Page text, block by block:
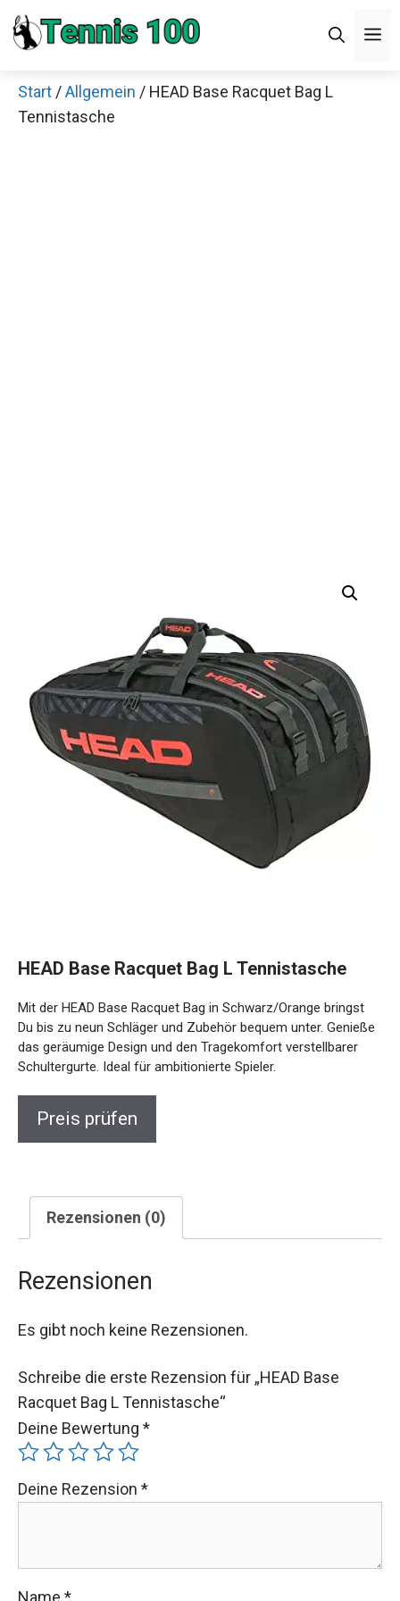
Zum
Inhalt
Start /Allgemein / HEAD Base Racquet Bag L
Tennistasche
HEAD Base Racquet Bag L Tennistasche
Mit der HEAD Base Racquet Bag in Schwarz/Orange bringst
Du bis zu neun Schläger und Zubehör bequem unter. Genieße
das geräumige Design und den Tragekomfort verstellbarer
Schultergurte. Ideal für ambitionierte Spieler.
Preis prüfen
Rezensionen (0)
Rezensionen
Es gibt noch keine Rezensionen.
Schreibe die erste Rezension für „HEAD Base
Racquet Bag L Tennistasche“
Deine Bewertung *
Deine Rezension *
Name *